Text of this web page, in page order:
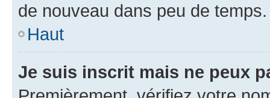
de nouveau dans peu de temps.
Haut
Je suis inscrit mais ne peux